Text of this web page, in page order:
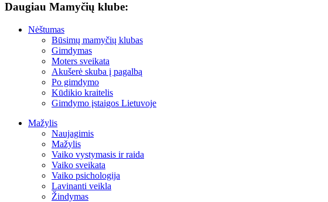
Daugiau Mamyčių klube:
Nėštumas
Būsimų mamyčių klubas
Gimdymas
Moters sveikata
Akušerė skuba į pagalbą
Po gimdymo
Kūdikio kraitelis
Gimdymo įstaigos Lietuvoje
Mažylis
Naujagimis
Mažylis
Vaiko vystymasis ir raida
Vaiko sveikata
Vaiko psichologija
Lavinanti veikla
Žindymas